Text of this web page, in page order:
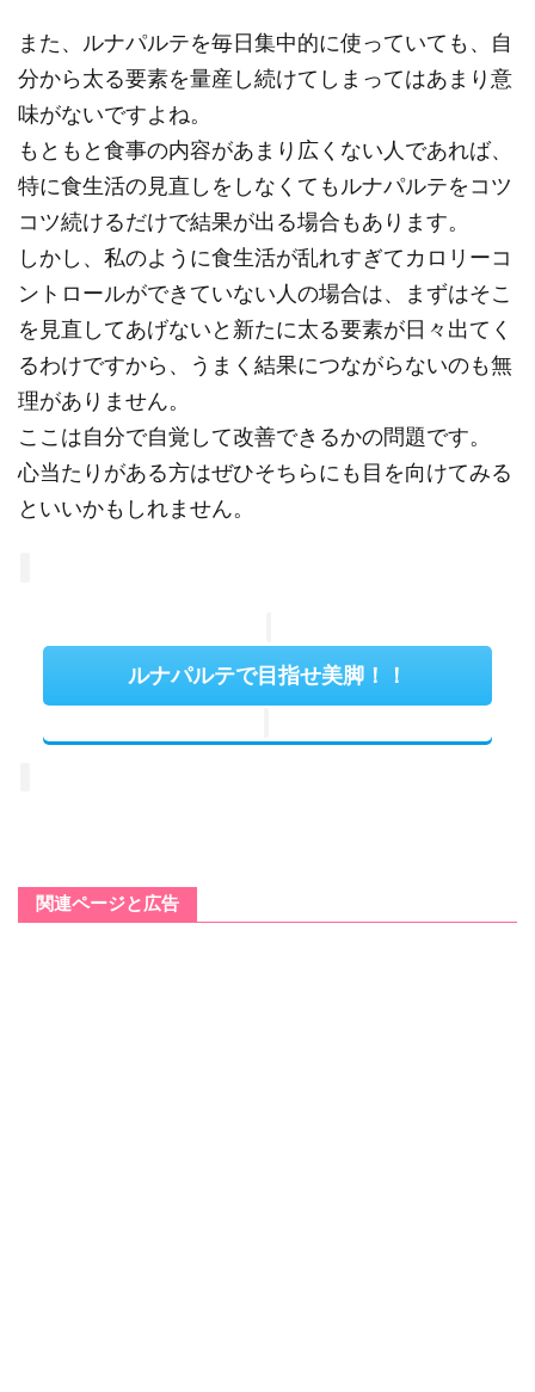
また、ルナパルテを毎日集中的に使っていても、自
分から太る要素を量産し続けてしまってはあまり意
味がないですよね。
もともと食事の内容があまり広くない人であれば、
特に食生活の見直しをしなくてもルナパルテをコツ
コツ続けるだけで結果が出る場合もあります。
しかし、私のように食生活が乱れすぎてカロリーコ
ントロールができていない人の場合は、まずはそこ
を見直してあげないと新たに太る要素が日々出てく
るわけですから、うまく結果につながらないのも無
理がありません。
ここは自分で自覚して改善できるかの問題です。
心当たりがある方はぜひそちらにも目を向けてみる
といいかもしれません。
ルナパルテで目指せ美脚！！
関連ページと広告